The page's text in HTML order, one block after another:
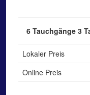
6 Tauchgänge 3
Lokaler Preis
Online Preis